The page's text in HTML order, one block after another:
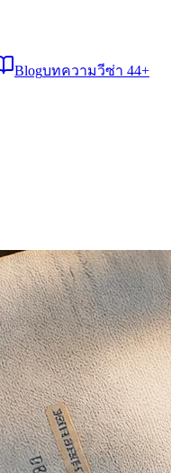
Blogบทความวีซ่า 44+